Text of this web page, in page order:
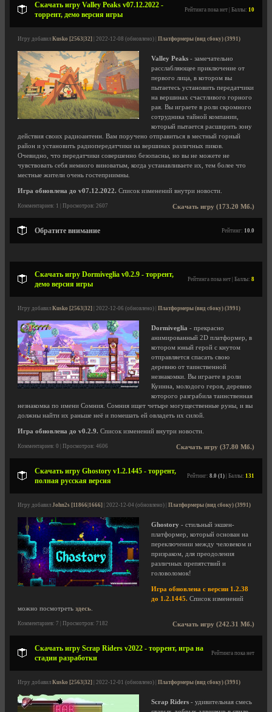
Скачать игру Valley Peaks v07.12.2022 -
торрент, демо версия игры
Рейтинга пока нет | Баллы: 10
Игру добавил Kusko [2563|32] | 2022-12-08 (обновлено) | Платформеры (вид сбоку) (3991)
Valley Peaks - замечательно
расслабляющее приключение от
первого лица, в котором вы
пытаетесь установить передатчики
на вершинах счастливого горного
рая. Вы играете в роли скромного
сотрудника тайной компании,
который пытается расширить зону
действия своих радиоантенн. Вам поручено отправиться в местный горный
район и установить радиопередатчики на вершинах различных пиков.
Очевидно, что передатчики совершенно безопасны, но вы не можете не
чувствовать себя немного виноватым, когда устанавливаете их, тем более что
местные жители очень гостеприимны.
Игра обновлена до v07.12.2022. Список изменений внутри новости.
Скачать игру (173.20 Мб.)
Комментариев: 1 | Просмотров: 2607
Обратите внимание Рейтинг: 10.0
Скачать игру Dormiveglia v0.2.9 - торрент,
демо версия игры
Рейтинга пока нет | Баллы: 8
Игру добавил Kusko [2563|32] | 2022-12-06 (обновлено) | Платформеры (вид сбоку) (3991)
Dormiveglia - прекрасно
анимированный 2D платформер, в
котором юный герой с кнутом
отправляется спасать свою
деревню от таинственной
незнакомки. Вы играете в роли
Куинна, молодого героя, деревню
которого разграбила таинственная
незнакомка по имени Сомния. Сомния ищет четыре могущественные руны, и вы
должны найти их раньше неё и помешать ей овладеть их силой.
Игра обновлена до v0.2.9. Список изменений внутри новости.
Скачать игру (37.80 Мб.)
Комментариев: 0 | Просмотров: 4606
Скачать игру Ghostory v1.2.1445 - торрент,
полная русская версия
Рейтинг: 8.0 (1) | Баллы: 131
Игру добавил John2s [11866|1666] | 2022-12-04 (обновлено) | Платформеры (вид сбоку) (3991)
Ghostory - стильный экшен-
платформер, который основан на
переключении между человеком и
призраком, для преодоления
различных препятствий и
головоломок!
Игра обновлена с версии 1.2.38
до 1.2.1445. Список изменений
можно посмотреть здесь
Скачать игру (242.31 Мб.)
Комментариев: 7 | Просмотров: 7182
Скачать игру Scrap Riders v2022 - торрент, игра на
стадии разработки
Рейтинга пока нет
Игру добавил Kusko [2563|32] | 2022-12-01 (обновлено) | Платформеры (вид сбоку) (3991)
Scrap Riders - удивительная смесь